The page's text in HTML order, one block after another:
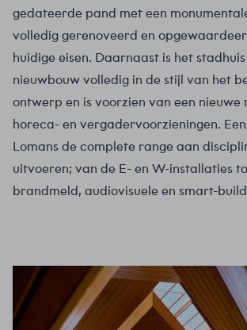
gedateerde pand met een
volledig gerenoveerd en
huidige eisen. Daarnaast is het
nieuwbouw volledig in de stijl van het
ontwerp en is voorzien van een nieuwe
horeca- en vergadervoorzieningen.
Lomans de complete range aan
uitvoeren; van de E- en W-installaties
brandmeld, audiovisuele en smart-